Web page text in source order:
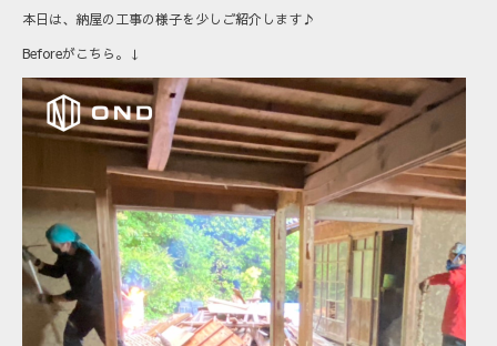
本日は、納屋の工事の様子を少しご紹介します♪
Beforeがこちら。↓